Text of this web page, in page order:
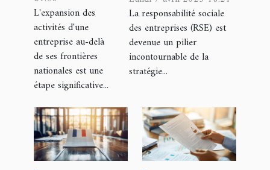
les cadres
légaux
pour une
expansion
L'expansion des
activités d'une
entreprise au-delà
de ses frontières
nationales est une
étape significative...
droit
comparatif
perspectives
pour 2023
La responsabilité sociale
des entreprises (RSE) est
devenue un pilier
incontournable de la
stratégie...